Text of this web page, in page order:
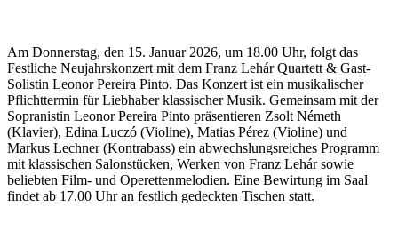
Am Donnerstag, den 15. Januar 2026, um 18.00 Uhr, folgt das
Festliche Neujahrskonzert mit dem Franz Lehár Quartett & Gast-
Solistin Leonor Pereira Pinto. Das Konzert ist ein musikalischer
Pflichttermin für Liebhaber klassischer Musik. Gemeinsam mit der
Sopranistin Leonor Pereira Pinto präsentieren Zsolt Németh
(Klavier), Edina Luczó (Violine), Matias Pérez (Violine) und
Markus Lechner (Kontrabass) ein abwechslungsreiches Programm
mit klassischen Salonstücken, Werken von Franz Lehár sowie
beliebten Film- und Operettenmelodien. Eine Bewirtung im Saal
findet ab 17.00 Uhr an festlich gedeckten Tischen statt.